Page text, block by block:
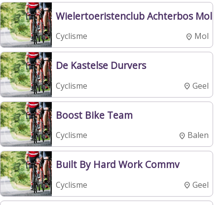
Wielertoeristenclub Achterbos Mol
Cyclisme Mol
De Kastelse Durvers
Cyclisme Geel
Boost Bike Team
Cyclisme Balen
Built By Hard Work Commv
Cyclisme Geel